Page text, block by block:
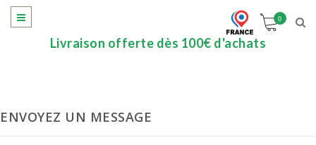
0
Livraison offerte dès 100€ d'achats
ENVOYEZ UN MESSAGE